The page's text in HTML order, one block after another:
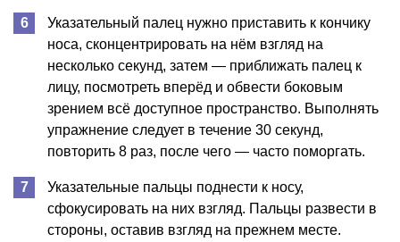
Указательный палец нужно приставить к кончику
носа, сконцентрировать на нём взгляд на
несколько секунд, затем — приближать палец к
лицу, посмотреть вперёд и обвести боковым
зрением всё доступное пространство. Выполнять
упражнение следует в течение 30 секунд,
повторить 8 раз, после чего — часто поморгать.
Указательные пальцы поднести к носу,
сфокусировать на них взгляд. Пальцы развести в
стороны, оставив взгляд на прежнем месте.